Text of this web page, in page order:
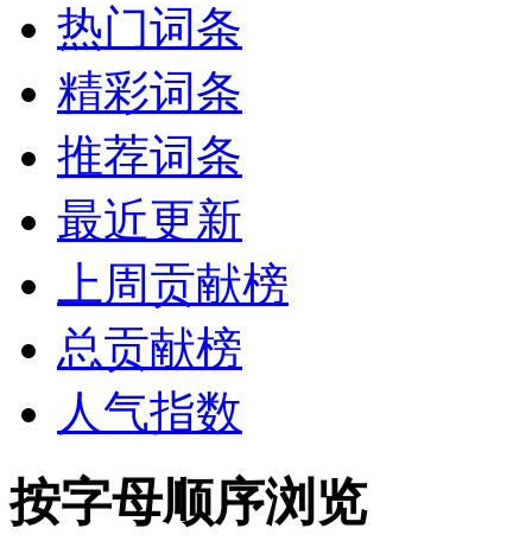
热门词条
精彩词条
推荐词条
最近更新
上周贡献榜
总贡献榜
人气指数
按字母顺序浏览